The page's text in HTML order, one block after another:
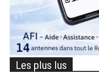
Les plus lus